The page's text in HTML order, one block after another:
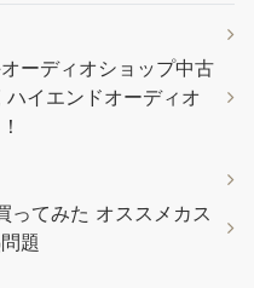
オーディオショップ中古
イエンドオーディオ
ってみた オススメカス
題